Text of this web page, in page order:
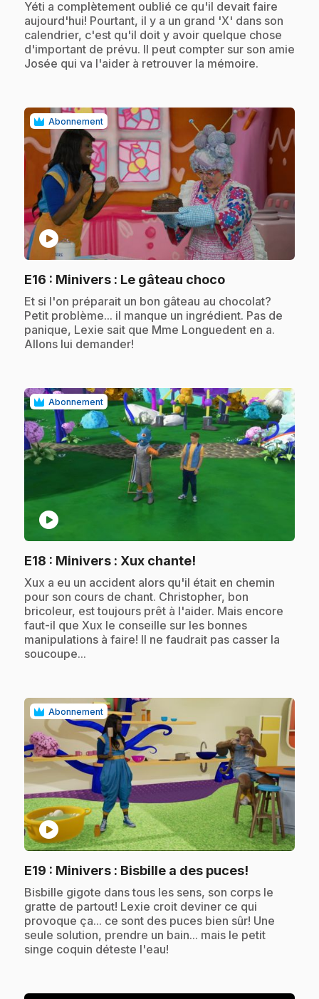
.Yéti a complètement oublié ce qu'il devait faire
aujourd'hui! Pourtant, il y a un grand 'X' dans son
calendrier, c'est qu'il doit y avoir quelque chose
d'important de prévu. Il peut compter sur son amie
Josée qui va l'aider à retrouver la mémoire.
Abonnement
play_circle
E16 : Minivers : Le gâteau choco.
.Et si l'on préparait un bon gâteau au chocolat?
Petit problème... il manque un ingrédient. Pas de
panique, Lexie sait que Mme Longuedent en a.
Allons lui demander!
Abonnement
play_circle
E18 : Minivers : Xux chante!
.Xux a eu un accident alors qu'il était en chemin
pour son cours de chant. Christopher, bon
bricoleur, est toujours prêt à l'aider. Mais encore
faut-il que Xux le conseille sur les bonnes
manipulations à faire! Il ne faudrait pas casser la
soucoupe...
Abonnement
play_circle
E19 : Minivers : Bisbille a des puces!
.Bisbille gigote dans tous les sens, son corps le
gratte de partout! Lexie croit deviner ce qui
provoque ça... ce sont des puces bien sûr! Une
seule solution, prendre un bain... mais le petit
singe coquin déteste l'eau!